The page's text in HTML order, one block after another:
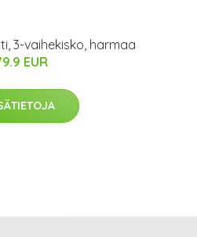
3-vaihekisko, harmaa
EUR